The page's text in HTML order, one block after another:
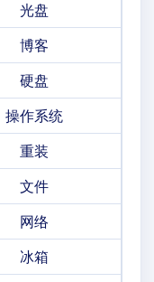
光盘
博客
硬盘
操作系统
重装
文件
网络
冰箱